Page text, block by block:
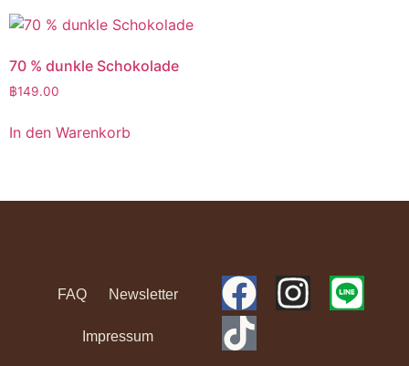
70 % dunkle Schokolade
฿149.00
In den Warenkorb
FAQ Newsletter
Impressum